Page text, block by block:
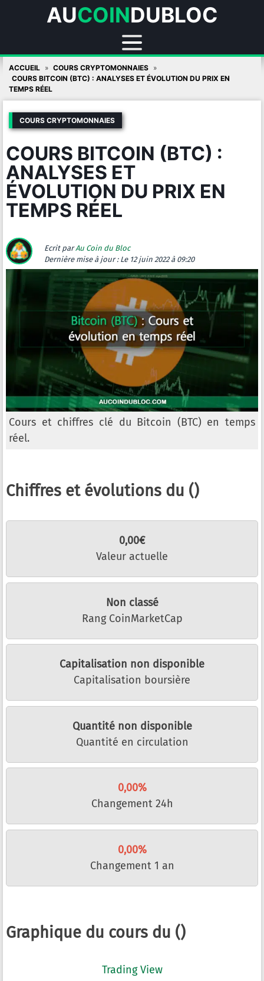
AUCOINDUBLOC
Skip
content
ACCUEIL
COURS CRYPTOMONNAIES
COURS BITCOIN (BTC) : ANALYSES ET ÉVOLUTION DU PRIX EN
TEMPS RÉEL
COURS CRYPTOMONNAIES
COURS BITCOIN (BTC) :
ANALYSES ET
ÉVOLUTION DU PRIX EN
TEMPS RÉEL
Ecrit parAu Coin du Bloc
Dernière mise à jour : Le 12 juin 2022 à 09:20
Cours et chiffres clé du Bitcoin (BTC) en temps
réel.
Chiffres et évolutions du ()
0,00€
Valeur actuelle
Non classé
Rang CoinMarketCap
Capitalisation non disponible
Capitalisation boursière
Quantité non disponible
Quantité en circulation
0,00%
Changement 24h
0,00%
Changement 1 an
Graphique du cours du ()
Trading View